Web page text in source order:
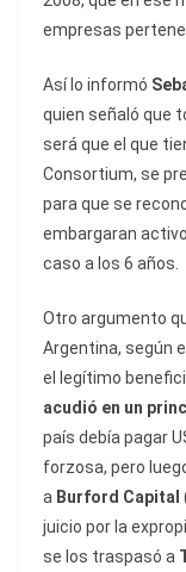
empresas
Así lo informó
quien señaló que
será que el que
Consortium, se
para que se
embargaran
caso a los 6 años.
Otro argumento
Argentina, según
el legítimo
acudió en un
país debía pagar
forzosa, pero
a Burford Capital
juicio por la
se los traspasó a